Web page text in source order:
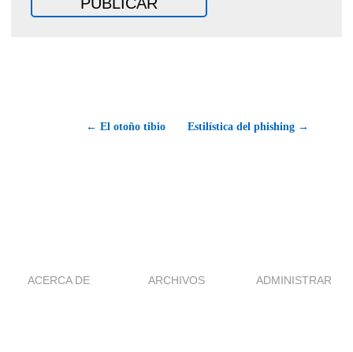
← El otoño tibio Estilística del phishing →
ACERCA DE ARCHIVOS ADMINISTRAR